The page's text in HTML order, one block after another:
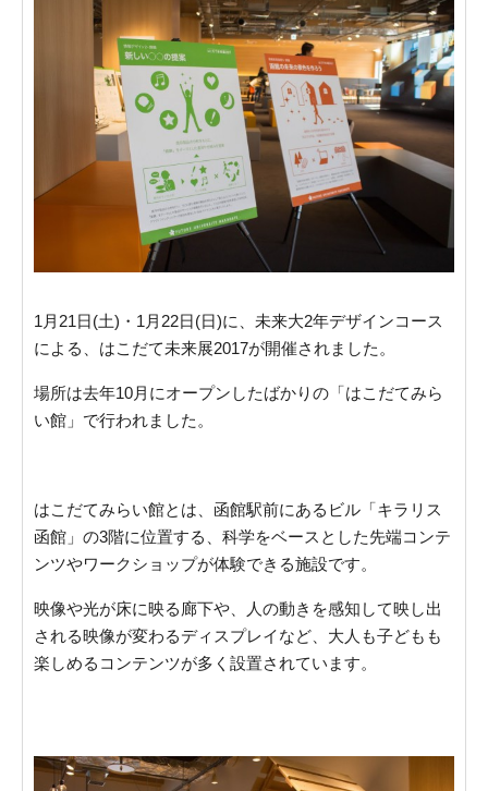
1月21日(土)・1月22日(日)に、未来大2年デザインコース
による、はこだて未来展2017が開催されました。
場所は去年10月にオープンしたばかりの「はこだてみら
い館」で行われました。
はこだてみらい館とは、函館駅前にあるビル「キラリス
函館」の3階に位置する、科学をベースとした先端コンテ
ンツやワークショップが体験できる施設です。
映像や光が床に映る廊下や、人の動きを感知して映し出
される映像が変わるディスプレイなど、大人も子どもも
楽しめるコンテンツが多く設置されています。